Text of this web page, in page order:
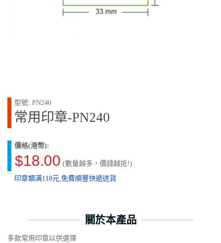
型號: PN240
常用印章-PN240
價格(港幣):
$18.00 (數量越多，價錢越抵!)
印章類满118元,免費順豐快遞送貨
關於本產品
多款常用印章以供選擇